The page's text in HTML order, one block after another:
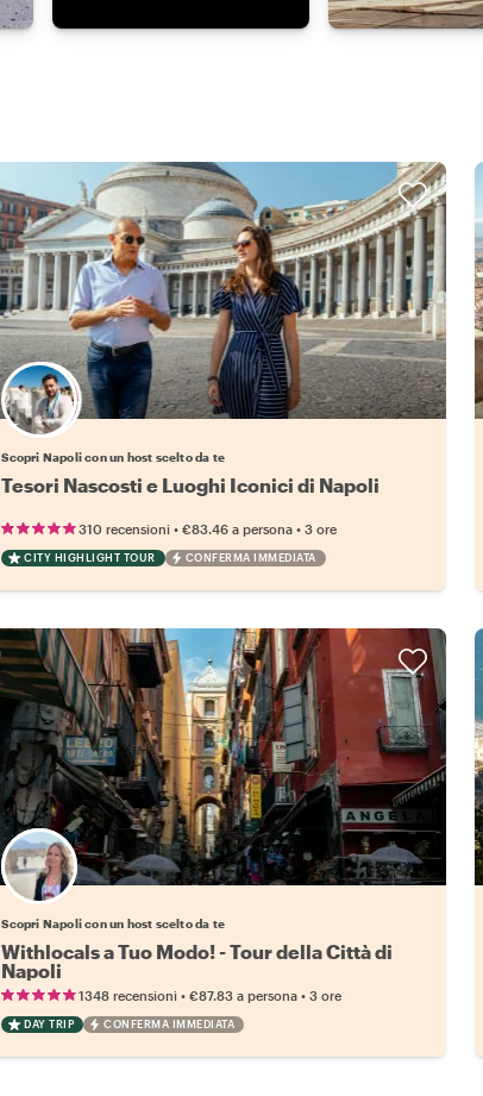
Scegli il tuo local preferito
Scopri Napoli con un host scelto da te
Tesori Nascosti e Luoghi Iconici di Napoli
310 recensioni •€83.46 a persona •3 ore
CITY HIGHLIGHT TOUR CONFERMA IMMEDIATA
Scegli il tuo local preferito
Scopri Napoli con un host scelto da te
Withlocals a Tuo Modo! - Tour della Città di
Napoli
1348 recensioni •€87.83 a persona •3 ore
DAY TRIP CONFERMA IMMEDIATA